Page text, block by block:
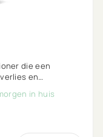
die een
en
voordelen
in huis